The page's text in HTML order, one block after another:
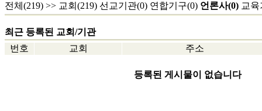
전체(219) >> 교회(219) 선교기관(0) 연합기구(0) 언론사(0) 교육
최근 등록된 교회/기관
번호
교회 주소
등록된 게시물이 없습니다